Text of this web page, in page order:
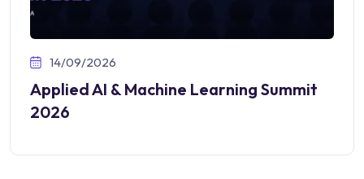
14/09/2026
Applied AI & Machine Learning Summit
2026